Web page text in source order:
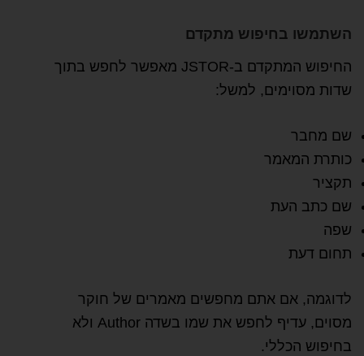
השתמשו בחיפוש מתקדם
החיפוש המתקדם ב-JSTOR מאפשר לחפש בתוך
שדות מסוימים, למשל:
שם מחבר
כותרת המאמר
תקציר
שם כתב העת
שפה
תחום דעת
לדוגמה, אם אתם מחפשים מאמרים של חוקר
מסוים, עדיף לחפש את שמו בשדה Author ולא
בחיפוש הכללי.